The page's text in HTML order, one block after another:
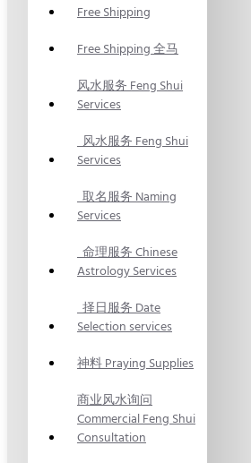
Free Shipping
Free Shipping 全马
风水服务 Feng Shui
Services
风水服务 Feng Shui
Services
取名服务 Naming
Services
命理服务 Chinese
Astrology Services
择日服务 Date
Selection services
神料 Praying Supplies
商业风水询问
Commercial Feng Shui
Consultation